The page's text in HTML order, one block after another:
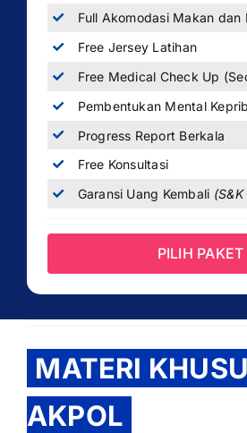
Full Akomodasi Makan dan
Free Jersey Latihan
Free Medical Check Up
Pembentukan Mental
Progress Report Berkala
Free Konsultasi
Garansi Uang Kembali
PILIH PAKET
MATERI
AKPOL